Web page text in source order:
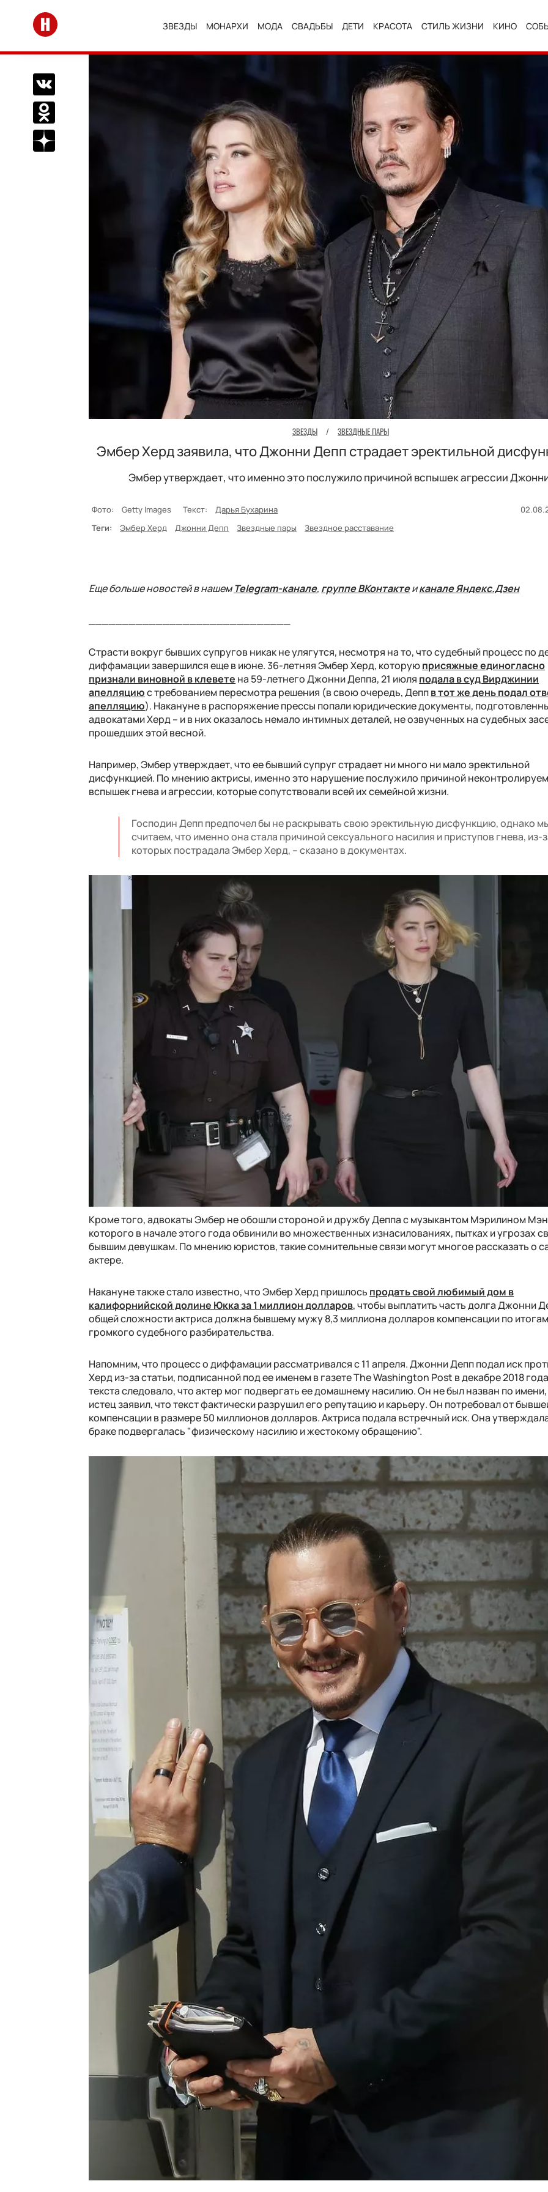
Перейти на главную
ЗВЕЗДЫ МОНАРХИ МОДА СВАДЬБЫ ДЕТИ КРАСОТА СТИЛЬ ЖИЗНИ КИНО
Поделиться Вконтакте
Поделиться в Одноклассниках
Подписаться на нас в Дзен
ЗВЕЗДЫ / ЗВЕЗДНЫЕ ПАРЫ
Эмбер Херд заявила, что Джонни Депп страдает эректильной
Эмбер утверждает, что именно это послужило причиной вспышек агрессии
Фото: Getty Images Текст: Дарья Бухарина
Теги:
Эмбер Херд Джонни Депп Звездные пары Звездное расставание
Еще больше новостей в нашемTelegram-канале, группе ВКонтактеиканале Яндекс.Дзен
Страсти вокруг бывших супругов никак не улягутся, несмотря на то, что судебный процесс по
диффамации завершился еще в июне. 36-летняя Эмбер Херд, которуюприсяжные единогласно
признали виновной в клевете на 59-летнего Джонни Деппа, 21 июля подала в суд Вирджинии
апелляциюс требованием пересмотра решения (в свою очередь, Деппв тот же день подал
апелляцию). Накануне в распоряжение прессы попали юридические документы,
адвокатами Херд – и в них оказалось немало интимных деталей, не озвученных на судебных
прошедших этой весной.
Например, Эмбер утверждает, что ее бывший супруг страдает ни много ни мало эректильной
дисфункцией. По мнению актрисы, именно это нарушение послужило причиной
вспышек гнева и агрессии, которые сопутствовали всей их семейной жизни.
Господин Депп предпочел бы не раскрывать свою эректильную дисфункцию, однако
считаем, что именно она стала причиной сексуального насилия и приступов гнева, из-
которых пострадала Эмбер Херд, – сказано в документах.
Кроме того, адвокаты Эмбер не обошли стороной и дружбу Деппа с музыкантом Мэрилином
которого в начале этого года обвинили во множественных изнасилованиях, пытках и угрозах
бывшим девушкам. По мнению юристов, такие сомнительные связи могут многое рассказать о
актере.
Накануне также стало известно, что Эмбер Херд пришлось продать свой любимый дом в
калифорнийской долине Юкка за 1 миллион долларов, чтобы выплатить часть долга Джонни
общей сложности актриса должна бывшему мужу 8,3 миллиона долларов компенсации по
громкого судебного разбирательства.
Напомним, что процесс о диффамации рассматривался с 11 апреля. Джонни Депп подал иск
Херд из-за статьи, подписанной под ее именем в газете The Washington Post в декабре 2018
текста следовало, что актер мог подвергать ее домашнему насилию. Он не был назван по
истец заявил, что текст фактически разрушил его репутацию и карьеру. Он потребовал от
компенсации в размере 50 миллионов долларов. Актриса подала встречный иск. Она
браке подвергалась "физическому насилию и жестокому обращению".